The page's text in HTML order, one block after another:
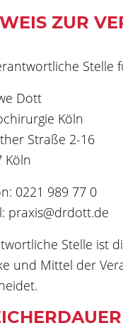
ZUR
Stelle
Dott
Köln
Straße 2-16
Köln
0221 989 77 0
praxis@drdott.de
Stelle ist
und Mittel der